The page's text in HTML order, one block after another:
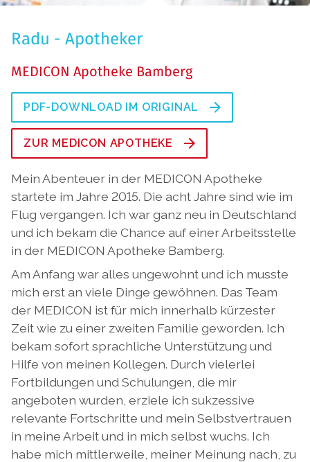
Radu - Apotheker
MEDICON Apotheke Bamberg
PDF-DOWNLOAD IM ORIGINAL
ZUR MEDICON APOTHEKE
Mein Abenteuer in der MEDICON Apotheke
startete im Jahre 2015. Die acht Jahre sind wie im
Flug vergangen. Ich war ganz neu in Deutschland
und ich bekam die Chance auf einer Arbeitsstelle
in der MEDICON Apotheke Bamberg.
Am Anfang war alles ungewohnt und ich musste
mich erst an viele Dinge gewöhnen. Das Team
der MEDICON ist für mich innerhalb kürzester
Zeit wie zu einer zweiten Familie geworden. Ich
bekam sofort sprachliche Unterstützung und
Hilfe von meinen Kollegen. Durch vielerlei
Fortbildungen und Schulungen, die mir
angeboten wurden, erziele ich sukzessive
relevante Fortschritte und mein Selbstvertrauen
in meine Arbeit und in mich selbst wuchs. Ich
habe mich mittlerweile, meiner Meinung nach, zu